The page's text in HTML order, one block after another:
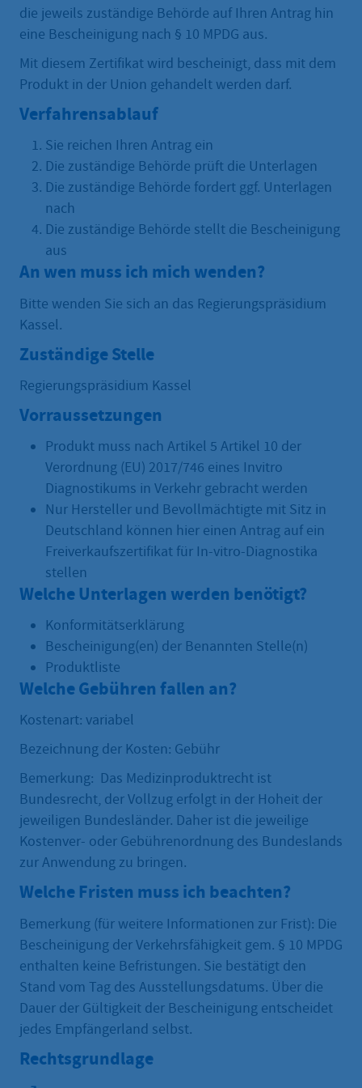
die jeweils zuständige Behörde auf Ihren Antrag hin
eine Bescheinigung nach § 10 MPDG aus.
Mit diesem Zertifikat wird bescheinigt, dass mit dem
Produkt in der Union gehandelt werden darf.
Verfahrensablauf
Sie reichen Ihren Antrag ein
Die zuständige Behörde prüft die Unterlagen
Die zuständige Behörde fordert ggf. Unterlagen
nach
Die zuständige Behörde stellt die Bescheinigung
aus
An wen muss ich mich wenden?
Bitte wenden Sie sich an das Regierungspräsidium
Kassel.
Zuständige Stelle
Regierungspräsidium Kassel
Vorraussetzungen
Produkt muss nach Artikel 5 Artikel 10 der
Verordnung (EU) 2017/746 eines Invitro
Diagnostikums in Verkehr gebracht werden
Nur Hersteller und Bevollmächtigte mit Sitz in
Deutschland können hier einen Antrag auf ein
Freiverkaufszertifikat für In-vitro-Diagnostika
stellen
Welche Unterlagen werden benötigt?
Konformitätserklärung
Bescheinigung(en) der Benannten Stelle(n)
Produktliste
Welche Gebühren fallen an?
Kostenart: variabel
Bezeichnung der Kosten: Gebühr
Bemerkung: Das Medizinproduktrecht ist
Bundesrecht, der Vollzug erfolgt in der Hoheit der
jeweiligen Bundesländer. Daher ist die jeweilige
Kostenver- oder Gebührenordnung des Bundeslands
zur Anwendung zu bringen.
Welche Fristen muss ich beachten?
Bemerkung (für weitere Informationen zur Frist): Die
Bescheinigung der Verkehrsfähigkeit gem. § 10 MPDG
enthalten keine Befristungen. Sie bestätigt den
Stand vom Tag des Ausstellungsdatums. Über die
Dauer der Gültigkeit der Bescheinigung entscheidet
jedes Empfängerland selbst.
Rechtsgrundlage